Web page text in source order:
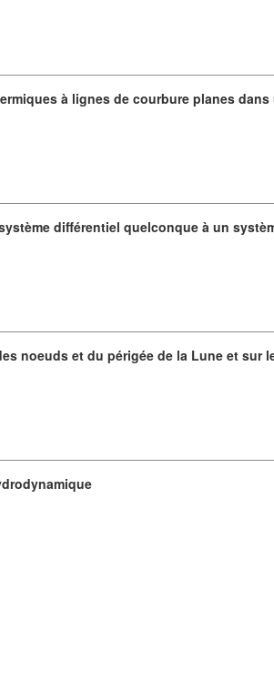
à lignes de courbure planes
différentiel quelconque à un
noeuds et du périgée de la Lune et